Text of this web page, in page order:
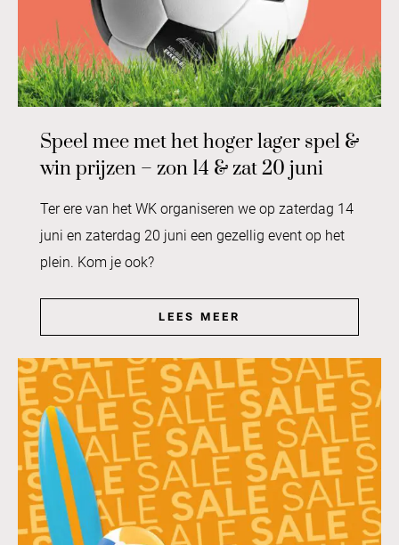
Speel mee met het hoger lager spel &
win prijzen – zon 14 & zat 20 juni
Ter ere van het WK organiseren we op zaterdag 14
juni en zaterdag 20 juni een gezellig event op het
plein. Kom je ook?
LEES MEER